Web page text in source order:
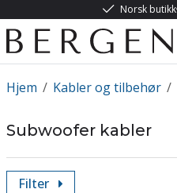
Norsk butikk
/
Hjem /
Kabler og tilbehør
Subwoofer kabler
Filter